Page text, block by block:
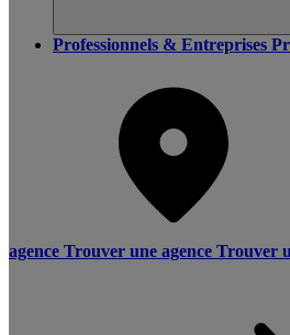
Professionnels & Entreprises
agence Trouver une agence Trouver